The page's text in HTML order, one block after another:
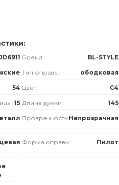
Бренд: BL-STYLE
Тип оправы: ободковая
54 Цвет: C4
15 Длина дужки: 145
Прозрачность:Непрозрачная
Форма оправы: Пилот